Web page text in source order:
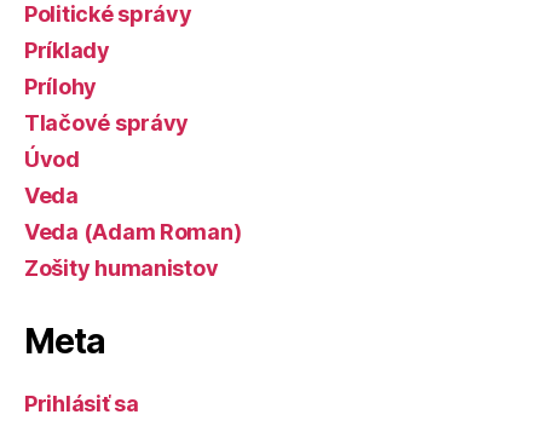
Politické správy
Príklady
Prílohy
Tlačové správy
Úvod
Veda
Veda (Adam Roman)
Zošity humanistov
Meta
Prihlásiť sa